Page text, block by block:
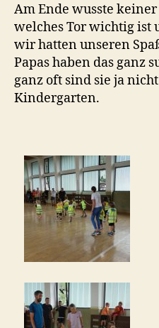
Am Ende wusste
welches Tor wichtig ist
wir hatten unseren
Papas haben das ganz
ganz oft sind sie ja
Kindergarten.